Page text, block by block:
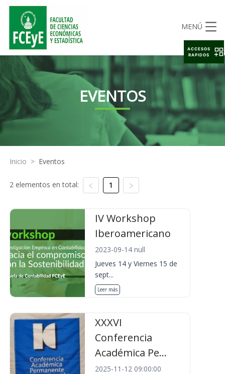
MENÚ
EVENTOS
Inicio > Eventos
2 elementos en total: 1
IV Workshop
Iberoamericano
2023-09-14 null
Jueves 14 y Viernes 15 de
sept...
Leer más
XXXVI
Conferencia
Académica Pe...
2025-11-12 09:00:00
ACCESOS
RAPIDOS